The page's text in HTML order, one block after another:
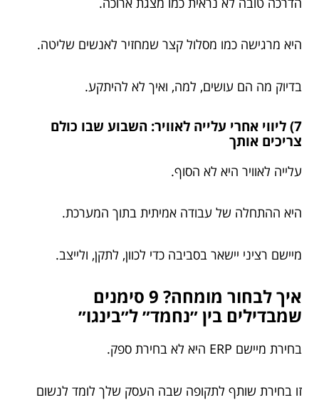
היא מרגישה כמו מסלול קצר שמחזיר לאנשים שליטה.
בדיוק מה הם עושים, למה, ואיך לא להיתקע.
7) ליווי אחרי עלייה לאוויר: השבוע שבו כולם
צריכים אותך
עלייה לאוויר היא לא הסוף.
היא ההתחלה של עבודה אמיתית בתוך המערכת.
מיישם רציני יישאר בסביבה כדי לכוון, לתקן, ולייצב.
איך לבחור מומחה? 9 סימנים
שמבדילים בין ״נחמד״ ל״בינגו״
בחירת מיישם ERP היא לא בחירת ספק.
זו בחירת שותף לתקופה שבה העסק שלך לומד לנשום